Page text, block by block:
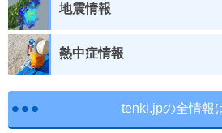
地震情報
熱中症情報
tenki.jpの全情報